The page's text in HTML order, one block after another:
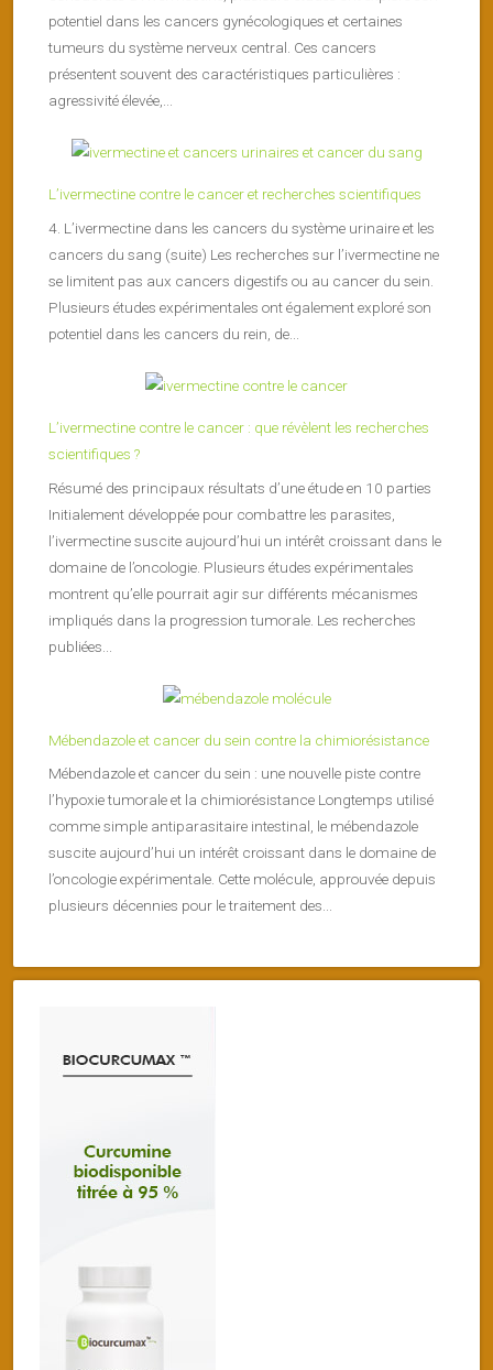
potentiel dans les cancers gynécologiques et certaines
tumeurs du système nerveux central. Ces cancers
présentent souvent des caractéristiques particulières :
agressivité élevée,...
L’ivermectine contre le cancer et recherches scientifiques
4. L’ivermectine dans les cancers du système urinaire et les
cancers du sang (suite) Les recherches sur l’ivermectine ne
se limitent pas aux cancers digestifs ou au cancer du sein.
Plusieurs études expérimentales ont également exploré son
potentiel dans les cancers du rein, de...
L’ivermectine contre le cancer : que révèlent les recherches
scientifiques ?
Résumé des principaux résultats d’une étude en 10 parties
Initialement développée pour combattre les parasites,
l’ivermectine suscite aujourd’hui un intérêt croissant dans le
domaine de l’oncologie. Plusieurs études expérimentales
montrent qu’elle pourrait agir sur différents mécanismes
impliqués dans la progression tumorale. Les recherches
publiées...
Mébendazole et cancer du sein contre la chimiorésistance
Mébendazole et cancer du sein : une nouvelle piste contre
l’hypoxie tumorale et la chimiorésistance Longtemps utilisé
comme simple antiparasitaire intestinal, le mébendazole
suscite aujourd’hui un intérêt croissant dans le domaine de
l’oncologie expérimentale. Cette molécule, approuvée depuis
plusieurs décennies pour le traitement des...